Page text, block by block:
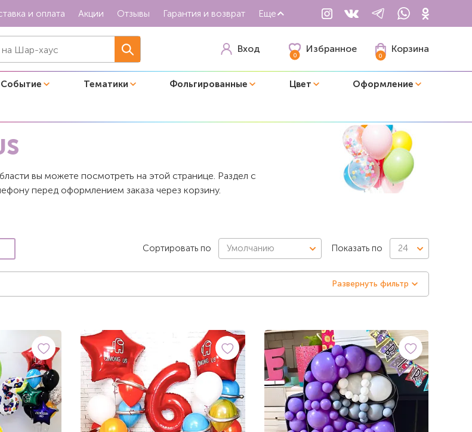
и оплата Акции Отзывы Гарантия и возврат Еще
Вход
0
Избранное
0
Корзина
Событие Тематики Фольгированные Цвет Оформление
вы можете посмотреть на этой странице. Раздел с
перед оформлением заказа через корзину.
Сортировать по Умолчанию Показать по 24
Развернуть фильтр